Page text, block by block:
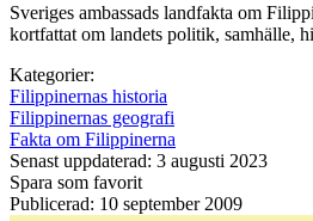
Sveriges ambassads landfakta om
kortfattat om landets politik, samhälle,
Kategorier:
Filippinernas historia
Filippinernas geografi
Fakta om Filippinerna
Senast uppdaterad: 3 augusti 2023
Spara som favorit
Publicerad: 10 september 2009